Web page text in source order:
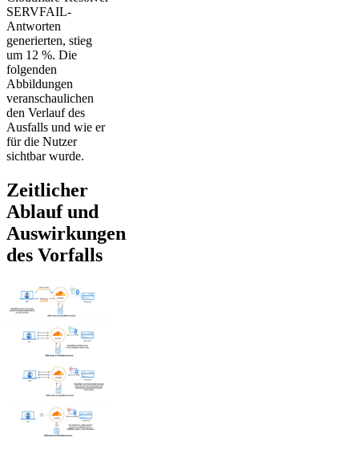
SERVFAIL-
Antworten
generierten, stieg
um 12 %. Die
folgenden
Abbildungen
veranschaulichen
den Verlauf des
Ausfalls und wie er
für die Nutzer
sichtbar wurde.
Zeitlicher
Ablauf und
Auswirkungen
des Vorfalls